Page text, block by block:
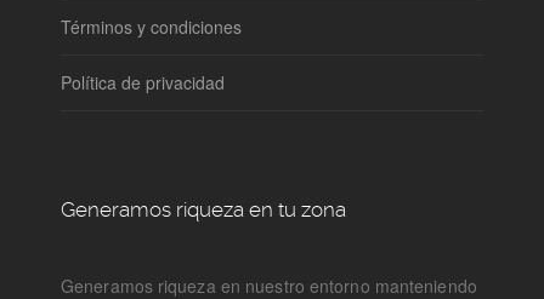
Términos y condiciones
Política de privacidad
Generamos riqueza en tu zona
Generamos riqueza en nuestro entorno manteniendo